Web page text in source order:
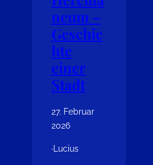
neum –
Geschic
hte
einer
Stadt
27. Februar
2026
·Lucius